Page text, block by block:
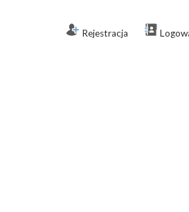
Rejestracja